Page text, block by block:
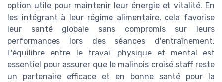
option utile pour maintenir leur énergie et vitalité. En
les intégrant à leur régime alimentaire, cela favorise
leur santé globale sans compromis sur leurs
performances lors des séances d'entraînement.
L'équilibre entre le travail physique et mental est
essentiel pour assurer que le malinois croisé staff reste
un partenaire efficace et en bonne santé pour la